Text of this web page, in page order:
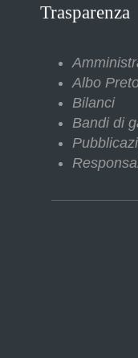
Trasparenza
Albo
Bilanci
Bandi di